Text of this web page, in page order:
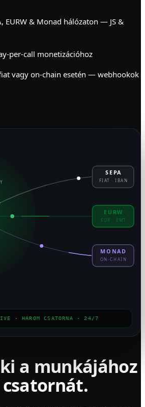
EURW & Monad hálózaton — JS &
per-call monetizációhoz
vagy on-chain esetén — webhookok
SEPA
FIAT · IBAN
EURW
EUR · EMT
MONAD
ON-CHAIN
· HÁROM CSATORNA · 24/7
a munkájához